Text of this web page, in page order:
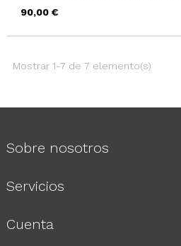
Precio
90,00 €
Mostrar 1-7 de 7 elemento(s)
Sobre nosotros
Servicios
Cuenta